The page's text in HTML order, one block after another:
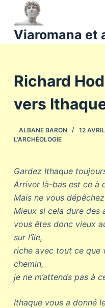
a
u
n
e
n
u
Viaromana et
Richard
vers
ALBANE BARON 12
L'ARCHÉOLOGIE
Gardez Ithaque
Arriver là-bas est ce à
Mais ne vous
Mieux si cela dure des
vous êtes donc vieux
sur l’île,
riche avec tout ce que
chemin,
je ne m’attends pas à
Ithaque vous a donné